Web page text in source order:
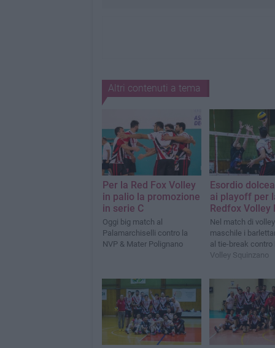
Altri contenuti a tema
Per la Red Fox Volley
in palio la promozione
in serie C
Oggi big match al
Palamarchiselli contro la
NVP & Mater Polignano
Esordio
ai playoff per
Redfox Volley
Nel match di volley
maschile i
al tie-break contro
Volley Squinzano